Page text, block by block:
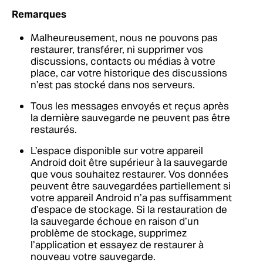
Remarques
Malheureusement, nous ne pouvons pas
restaurer, transférer, ni supprimer vos
discussions, contacts ou médias à votre
place, car votre historique des discussions
n’est pas stocké dans nos serveurs.
Tous les messages envoyés et reçus après
la dernière sauvegarde ne peuvent pas être
restaurés.
L’espace disponible sur votre appareil
Android doit être supérieur à la sauvegarde
que vous souhaitez restaurer. Vos données
peuvent être sauvegardées partiellement si
votre appareil Android n’a pas suffisamment
d’espace de stockage. Si la restauration de
la sauvegarde échoue en raison d’un
problème de stockage, supprimez
l’application et essayez de restaurer à
nouveau votre sauvegarde.